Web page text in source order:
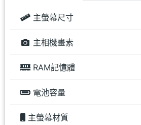
主螢幕尺寸
主相機畫素
RAM記憶體
電池容量
主螢幕材質